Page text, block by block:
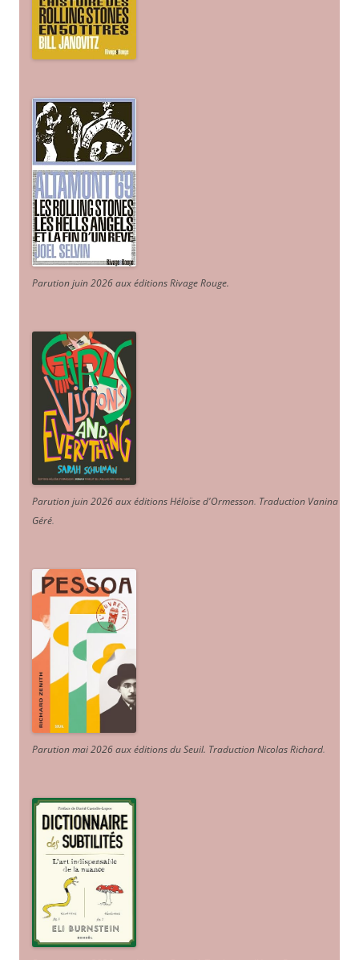
Parution juin 2026 aux éditions Rivage Rouge.
Parution juin 2026 aux éditions Héloïse d'Ormesson. Traduction Vanina
Géré.
Parution mai 2026 aux éditions du Seuil. Traduction Nicolas Richard.